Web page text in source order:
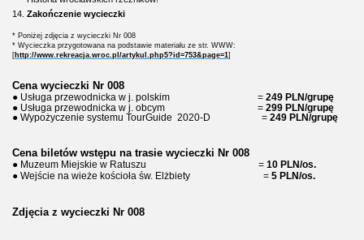
14. Zakończenie wycieczki
* Poniżej zdjęcia z wycieczki Nr 008
* Wycieczka przygotowana na podstawie materiału ze str. WWW:
[http://www.rekreacja.wroc.pl/artykul.php5?id=753&page=1]
Cena wycieczki Nr 008
● Usługa przewodnicka w j. polskim = 249 PLN/grupę
● Usługa przewodnicka w j. obcym = 299 PLN/grupę
● Wypożyczenie systemu TourGuide 2020-D = 249 PLN/grupę
Cena biletów wstępu na trasie wycieczki Nr 008
● Muzeum Miejskie w Ratuszu = 10 PLN/os.
● Wejście na wieże kościoła św. Elżbiety = 5 PLN/os.
Zdjęcia z wycieczki Nr 008